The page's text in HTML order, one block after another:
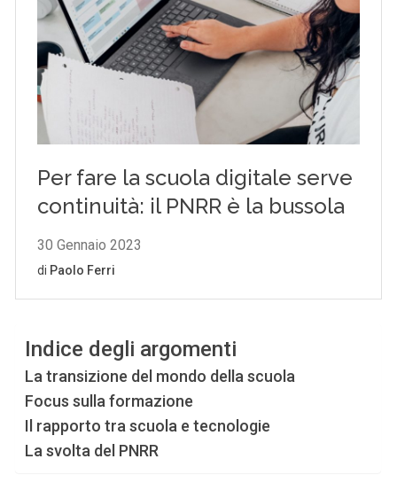
Indice degli argomenti
La transizione del mondo della scuola
Focus sulla formazione
Il rapporto tra scuola e tecnologie
La svolta del PNRR